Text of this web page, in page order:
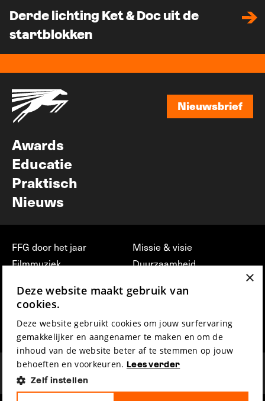
Derde lichting Ket & Doc uit de
startblokken
Nieuwsbrief
Awards
Educatie
Praktisch
Nieuws
FFG door het jaar
Filmmuziek
Press & Industry
Film Fest Friends
Missie & visie
Duurzaamheid
vrijwilligerswerk bij FFG
Privacy & Disclaimer
×
Deze website maakt gebruik van
cookies.
Deze website gebruikt cookies om jouw surfervaring
gemakkelijker en aangenamer te maken en om de
inhoud van de website beter af te stemmen op jouw
behoeften en voorkeuren. Lees verder
Zelf instellen